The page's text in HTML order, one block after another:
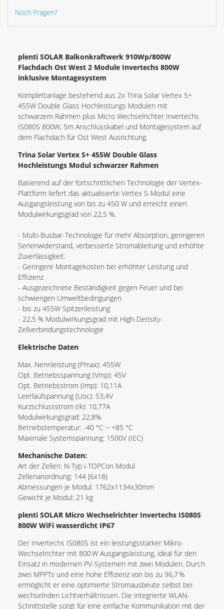
Noch Fragen?
plenti SOLAR Balkonkraftwerk 910Wp/800W
Flachdach Ost West 2 Module Invertechs 800W
inklusive Montagesystem
Komplettanlage bestehend aus 2x Trina Solar Vertex S+
455W Double Glass Hochleistungs Modulen mit
schwarzem Rahmen plus Micro Wechselrichter Invertechs
IS080S 800W, 5m Anschlusskabel und Montagesystem auf
dem Flachdach für Ost West Ausrichtung.
Trina Solar Vertex S+ 455W Double Glass
Hochleistungs Modul schwarzer Rahmen
Basierend auf der fortschrittlichen Technologie der Vertex-
Plattform liefert das aktualisierte Vertex S-Modul eine
Ausgangsleistung von bis zu 450 W und erreicht einen
Modulwirkungsgrad von 22,5 %.
- Multi-Busbar-Technologie für mehr Absorption, geringeren
Serienwiderstand, verbesserte Stromableitung und erhöhte
Zuverlässigkeit.
- Geringere Montagekosten bei erhöhter Leistung und
Effizienz
- Ausgezeichnete Beständigkeit gegen Feuer und bei
schwierigen Umweltbedingungen
- bis zu 455W Spitzenleistung
- 22,5 % Modulwirkungsgrad mit High-Density-
Zellverbindungstechnologie
Elektrische Daten
Max. Nennleistung (Pmax): 455W
Opt. Betriebsspannung (Vmp): 45V
Opt. Betriebsstrom (Imp): 10,11A
Leerlaufspannung (Uoc): 53,4V
Kurzschlussstrom (Ik): 10,77A
Modulwirkungsgrad: 22,8%
Betriebstemperatur: -40 °C ~ +85 °C
Maximale Systemspannung: 1500V (IEC)
Mechanische Daten:
Art der Zellen: N-Typ i-TOPCon Modul
Zellenanordnung: 144 [6x18)
Abmessungen je Modul: 1762x1134x30mm
Gewicht je Modul: 21 kg
plenti SOLAR Micro Wechselrichter Invertechs IS080S
800W WiFi wasserdicht IP67
Der Invertechs IS080S ist ein leistungsstarker Mikro-
Wechselrichter mit 800 W Ausgangsleistung, ideal für den
Einsatz in modernen PV-Systemen mit zwei Modulen. Durch
zwei MPPTs und eine hohe Effizienz von bis zu 96,7 %
ermöglicht er eine optimierte Stromausbeute selbst bei
wechselnden Lichtverhältnissen. Die integrierte WLAN-
Schnittstelle sorgt für eine einfache Kommunikation mit der